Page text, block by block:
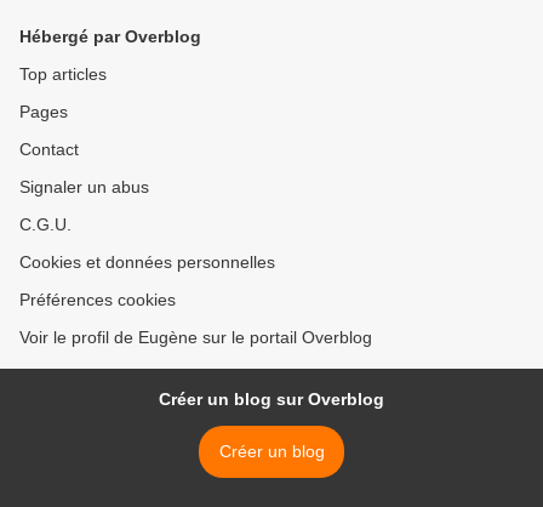
Hébergé par Overblog
Top articles
Pages
Contact
Signaler un abus
C.G.U.
Cookies et données personnelles
Préférences cookies
Voir le profil de Eugène sur le portail Overblog
Créer un blog sur Overblog
Créer un blog